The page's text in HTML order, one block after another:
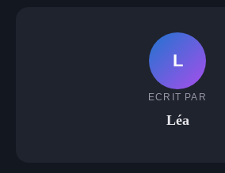
L
ECRIT PAR
Léa